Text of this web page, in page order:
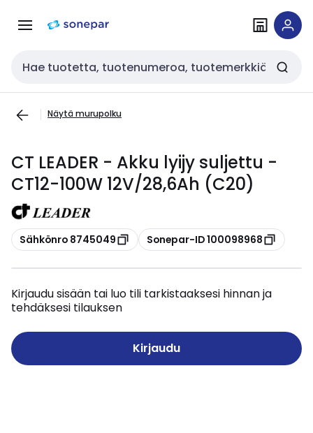
navigointiinsisältöön
Haku
Näytä murupolku
CT LEADER - Akku lyijy suljettu -
CT12-100W 12V/28,6Ah (C20)
Kopioi
Sähkönro 8745049 Kopioi
Sonepar-ID 100098968
Kirjaudu sisään tai luo tili tarkistaaksesi hinnan ja
tehdäksesi tilauksen
Kirjaudu